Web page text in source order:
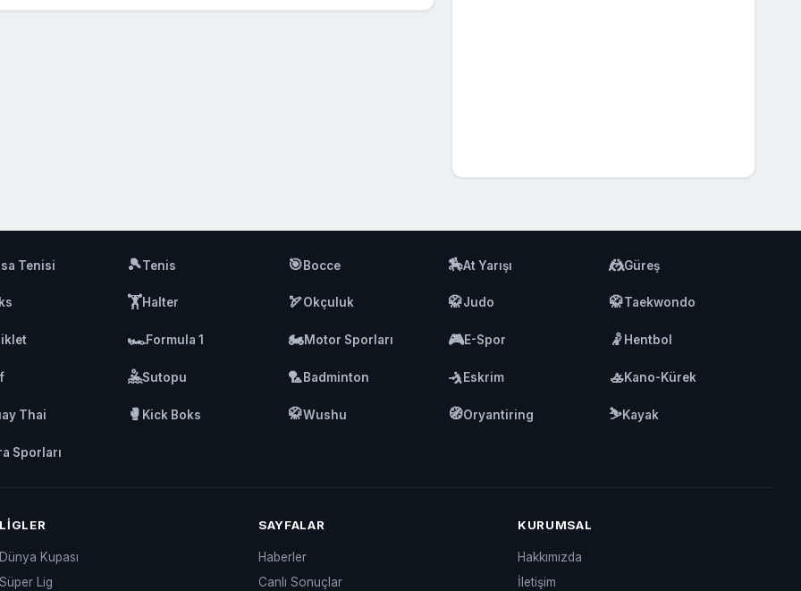
Tenisi 🎾Tenis 🎯Bocce 🏇At Yarışı 🤼Güreş
🏋️Halter 🏹Okçuluk 🥋Judo 🥋Taekwondo
🏎️Formula 1 🏍️Motor Sporları 🎮E-Spor 🤾 Hentbol
🤽Sutopu 🏸Badminton 🤺Eskrim 🚣Kano-Kürek
Thai 🥊 Kick Boks 🥋Wushu 🧭Oryantiring ⛷️Kayak
Sporları
LIGLER
Dünya Kupası
Süper Lig
SAYFALAR
Haberler
Canlı Sonuçlar
KURUMSAL
Hakkımızda
İletişim